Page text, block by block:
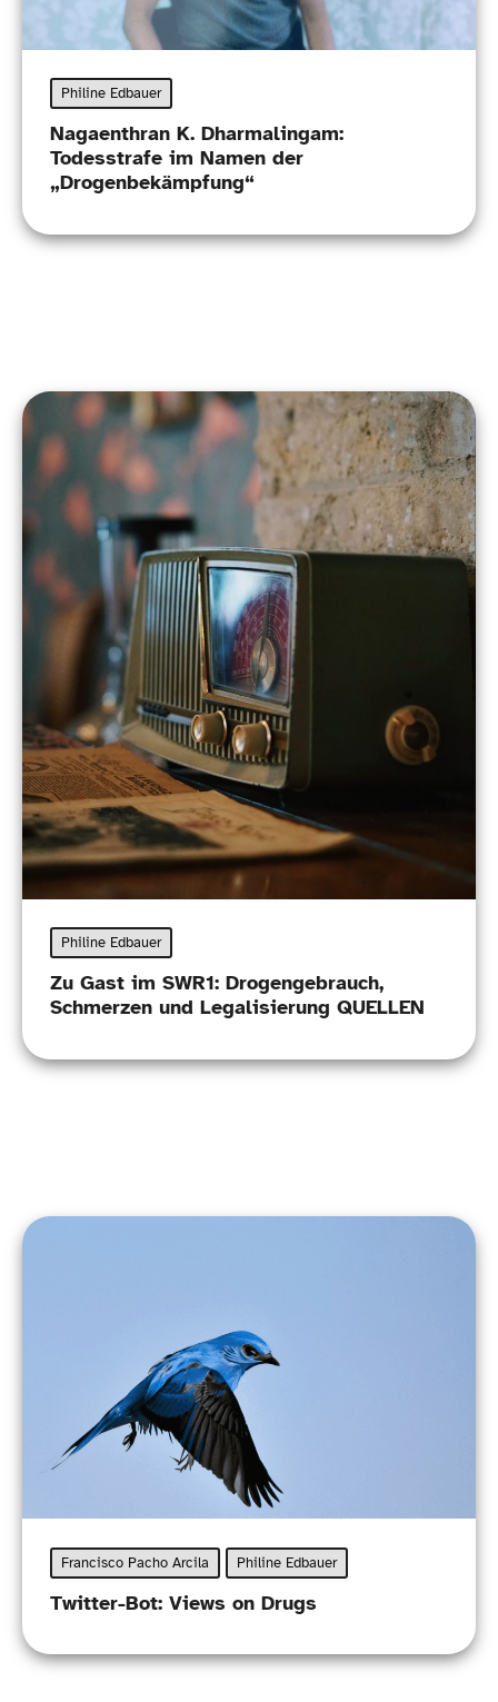
Philine Edbauer
Nagaenthran K. Dharmalingam:
Todesstrafe im Namen der
„Drogenbekämpfung“
Philine Edbauer
Zu Gast im SWR1: Drogengebrauch,
Schmerzen und Legalisierung QUELLEN
Francisco Pacho Arcila Philine Edbauer
Twitter-​Bot: Views on Drugs